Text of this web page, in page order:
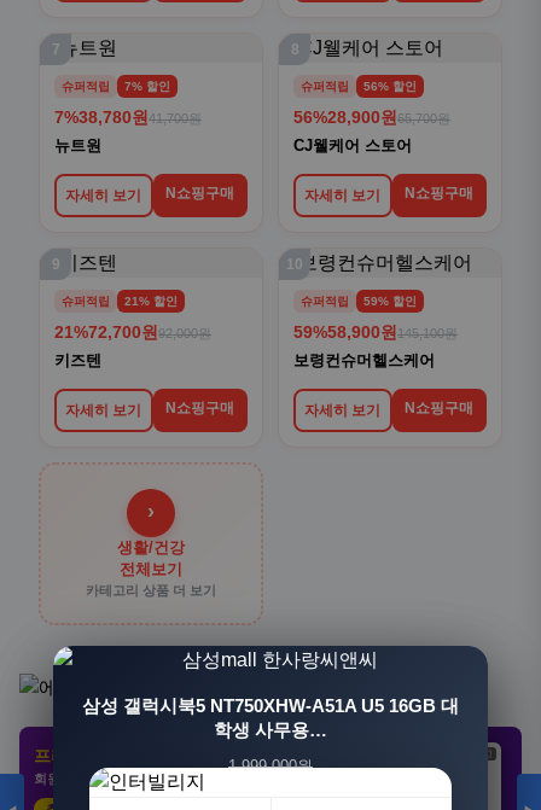
7
슈퍼적립 7% 할인
7%38,780원 41,700원
뉴트원
자세히 보기 N쇼핑구매
8
슈퍼적립 56% 할인
56%28,900원 65,700원
CJ웰케어 스토어
자세히 보기 N쇼핑구매
9
슈퍼적립 21% 할인
21%72,700원 92,000원
키즈텐
자세히 보기 N쇼핑구매
10
슈퍼적립 59% 할인
59%58,900원 145,100원
보령컨슈머헬스케어
자세히 보기 N쇼핑구매
›
생활/건강
전체보기
카테고리 상품 더 보기
프리미엄 제휴 사이트
회원 전용 특가 · 놓치면 손해
광고
[3+1] 동국제약 마이핏 V 활성엽산 임신준비 임산
부영양 30정, 4개
100,000원
삼성 갤럭시북5 NT750XHW-A51A U5 16GB 대
학생 사무용…
1,999,000원